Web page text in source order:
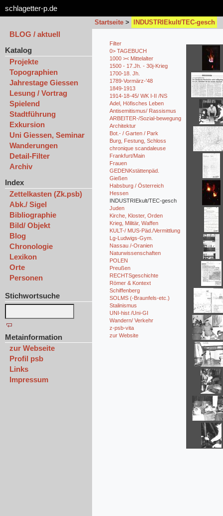
schlagetter-p.de
Startseite > INDUSTRIEkult/TEC-gesch
BLOG / aktuell
Katalog
Projekte
Topographien
Jahrestage Giessen
Lesung / Vortrag
Spielend
Stadtführung
Exkursion
Uni Giessen, Seminar
Wanderungen
Detail-Filter
Archiv
Index
Zettelkasten (Zk.psb)
Abk./ Sigel
Bibliographie
Bild/ Objekt
Blog
Chronologie
Lexikon
Orte
Personen
Stichwortsuche
Metainformation
zur Webseite
Profil psb
Links
Impressum
Filter
0> TAGEBUCH
1000 >< Mittelalter
1500 - 17.Jh. - 30j-Krieg
1700-18. Jh.
1789-Vormärz-'48
1849-1913
1914-18-45/ WK I-II /NS
Adel, Höfisches Leben
Antisemitismus/ Rassismus
ARBEITER-/Sozial-bewegung
Architektur
Bot.- / Garten / Park
Burg, Festung, Schloss
chronique scandaleuse
Frankfurt/Main
Frauen
GEDENKstättenpäd.
Gießen
Habsburg / Österreich
Hessen
INDUSTRIEkult/TEC-gesch
Juden
Kirche, Kloster, Orden
Krieg, Militär, Waffen
KULT-/ MUS-Päd./Vermittlung
Lg-Ludwigs-Gym.
Nassau /-Oranien
Naturwissenschaften
POLEN
Preußen
RECHTSgeschichte
Römer & Kontext
Schiffenberg
SOLMS (-Braunfels-etc.)
Stalinismus
UNI-hist /Uni-GI
Wandern/ Verkehr
z-psb-vita
zur Website